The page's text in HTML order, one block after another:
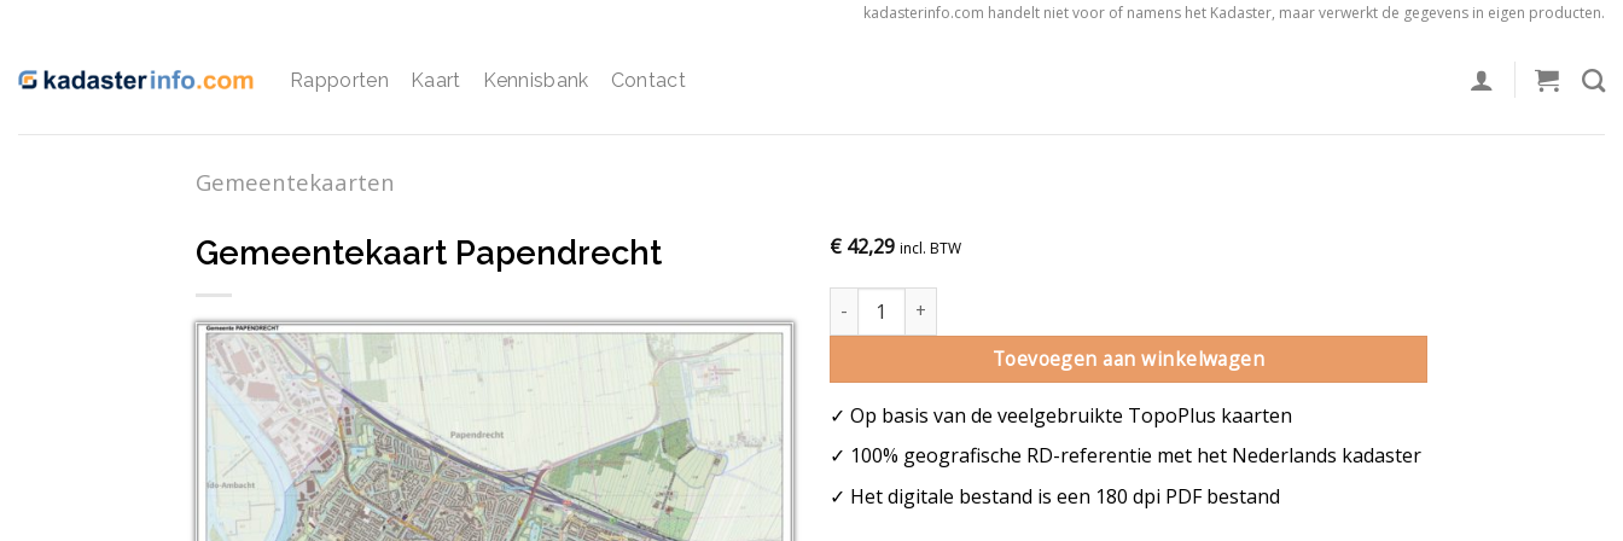
inhoud
kadasterinfo.com handelt niet voor of namens het Kadaster, maar verwerkt de gegevens in eigen producten.
Rapporten Kaart Kennisbank Contact
Gemeentekaarten
Gemeentekaart Papendrecht € 42,29 incl. BTW
Gemeentekaart Papendrecht aantal
Toevoegen aan winkelwagen
✓ Op basis van de veelgebruikte TopoPlus kaarten
✓ 100% geografische RD-referentie met het Nederlands kadaster
✓ Het digitale bestand is een 180 dpi PDF bestand